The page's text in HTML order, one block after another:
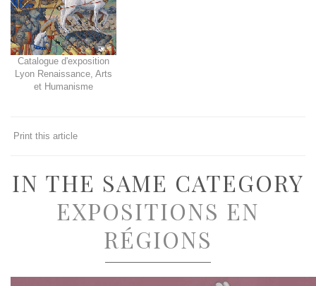
Catalogue d'exposition
Lyon Renaissance, Arts
et Humanisme
Print this article
IN THE SAME CATEGORY
EXPOSITIONS EN
RÉGIONS